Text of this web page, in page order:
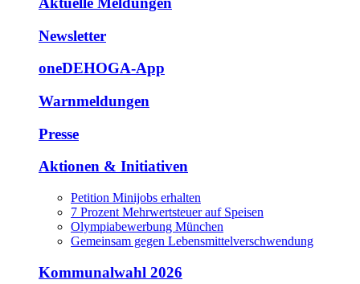
Newsletter
oneDEHOGA-App
Warnmeldungen
Presse
Aktionen & Initiativen
Petition Minijobs erhalten
7 Prozent Mehrwertsteuer auf Speisen
Olympiabewerbung München
Gemeinsam gegen Lebensmittelverschwendung
Kommunalwahl 2026